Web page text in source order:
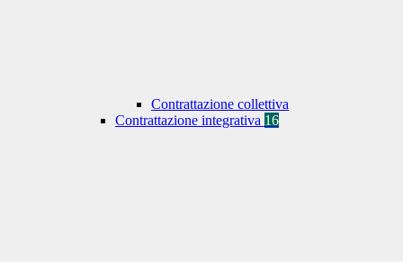
Contrattazione collettiva
Contrattazione integrativa 16